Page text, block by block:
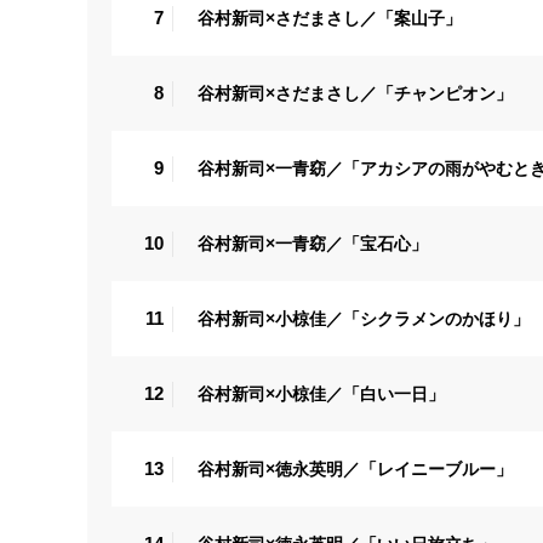
7 谷村新司×さだまさし／「案山子」
8 谷村新司×さだまさし／「チャンピオン」
9 谷村新司×一青窈／「アカシアの雨がやむと
10 谷村新司×一青窈／「宝石心」
11 谷村新司×小椋佳／「シクラメンのかほり」
12 谷村新司×小椋佳／「白い一日」
13 谷村新司×徳永英明／「レイニーブルー」